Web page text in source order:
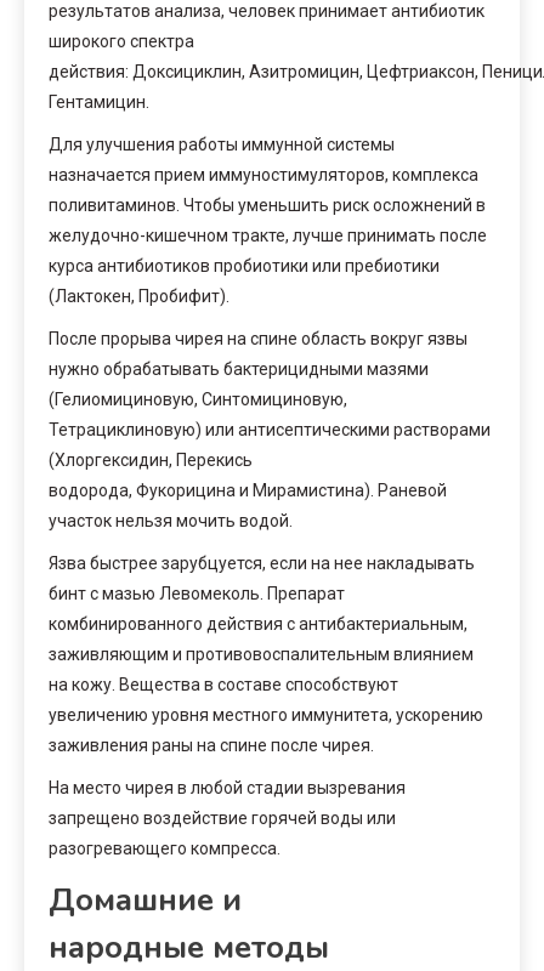
результатов анализа, человек принимает антибиотик
широкого спектра
действия: Доксициклин, Азитромицин, Цефтриаксон,
Гентамицин.
Для улучшения работы иммунной системы
назначается прием иммуностимуляторов, комплекса
поливитаминов. Чтобы уменьшить риск осложнений в
желудочно-кишечном тракте, лучше принимать после
курса антибиотиков пробиотики или пребиотики
(Лактокен, Пробифит).
После прорыва чирея на спине область вокруг язвы
нужно обрабатывать бактерицидными мазями
(Гелиомициновую, Синтомициновую,
Тетрациклиновую) или антисептическими растворами
(Хлоргексидин, Перекись
водорода, Фукорицина и Мирамистина). Раневой
участок нельзя мочить водой.
Язва быстрее зарубцуется, если на нее накладывать
бинт с мазью Левомеколь. Препарат
комбинированного действия с антибактериальным,
заживляющим и противовоспалительным влиянием
на кожу. Вещества в составе способствуют
увеличению уровня местного иммунитета, ускорению
заживления раны на спине после чирея.
На место чирея в любой стадии вызревания
запрещено воздействие горячей воды или
разогревающего компресса.
Домашние и
народные методы